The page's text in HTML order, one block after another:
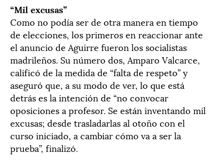
“Mil excusas”
Como no podía ser de otra manera en tiempo
de elecciones, los primeros en reaccionar ante
el anuncio de Aguirre fueron los socialistas
madrileños. Su número dos, Amparo Valcarce,
calificó de la medida de “falta de respeto” y
aseguró que, a su modo de ver, lo que está
detrás es la intención de “no convocar
oposiciones a profesor. Se están inventando mil
excusas; desde trasladarlas al otoño con el
curso iniciado, a cambiar cómo va a ser la
prueba”, finalizó.